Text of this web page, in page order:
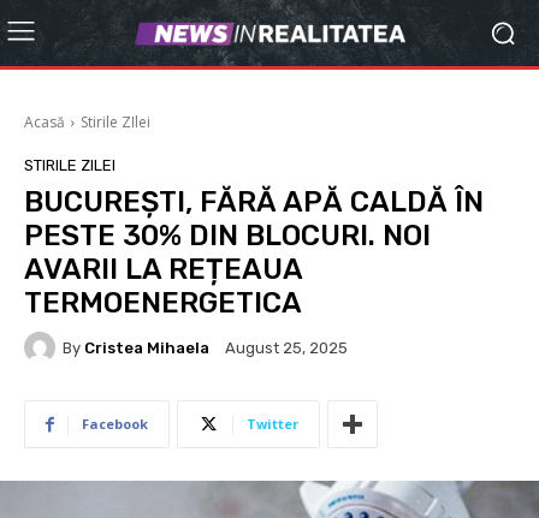
Acasă Stirile ZIlei
STIRILE ZILEI
BUCUREȘTI, FĂRĂ APĂ CALDĂ ÎN
PESTE 30% DIN BLOCURI. NOI
AVARII LA REȚEAUA
TERMOENERGETICA
By Cristea Mihaela August 25, 2025
Facebook Twitter